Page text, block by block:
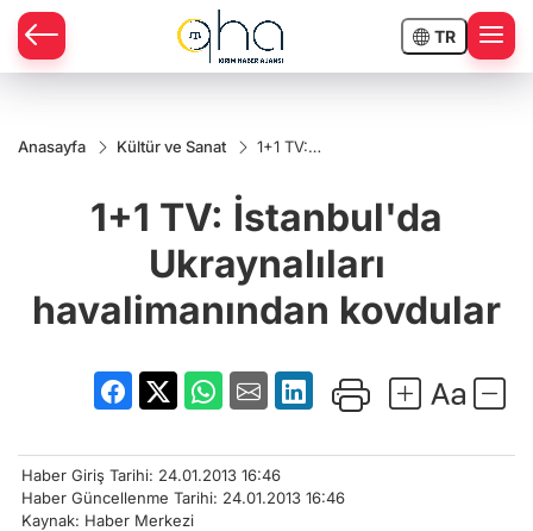
TR
Anasayfa Kültür ve Sanat
1+1 TV:
havalimanından
kovdular
1+1 TV: İstanbul'da
Ukraynalıları
havalimanından kovdular
Haber Giriş Tarihi: 24.01.2013 16:46
Haber Güncellenme Tarihi: 24.01.2013 16:46
Kaynak: Haber Merkezi